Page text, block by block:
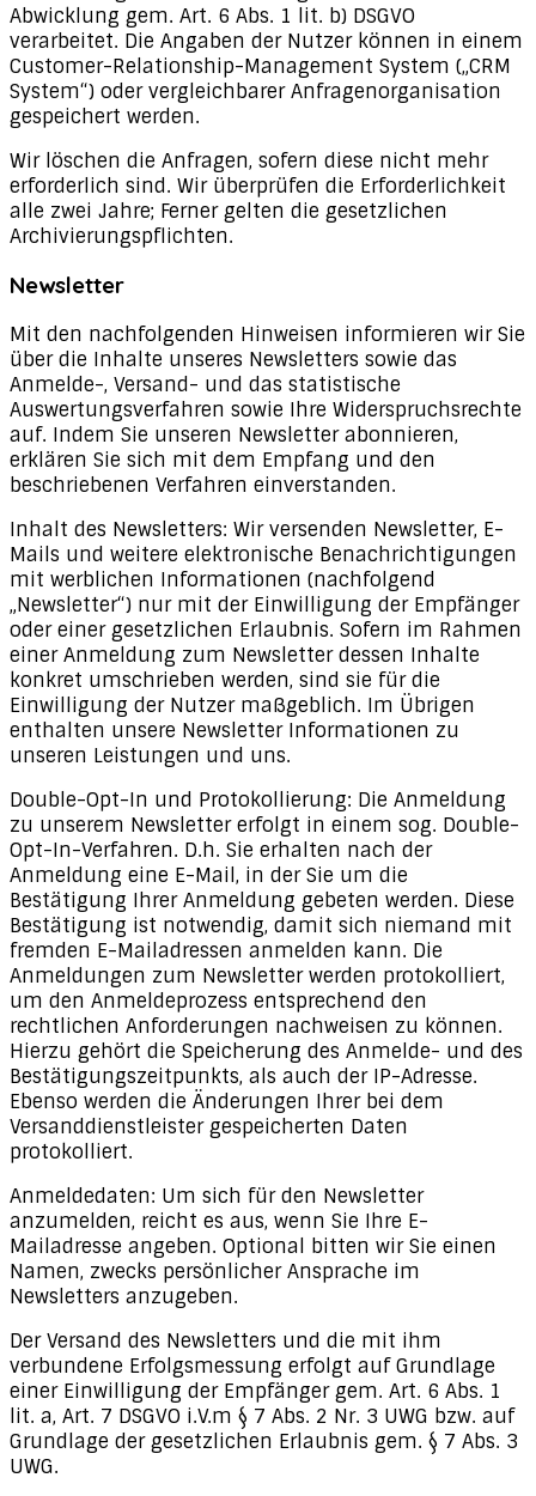
Abwicklung gem. Art. 6 Abs. 1 lit. b) DSGVO
verarbeitet. Die Angaben der Nutzer können in einem
Customer-Relationship-Management System („CRM
System“) oder vergleichbarer Anfragenorganisation
gespeichert werden.
Wir löschen die Anfragen, sofern diese nicht mehr
erforderlich sind. Wir überprüfen die Erforderlichkeit
alle zwei Jahre; Ferner gelten die gesetzlichen
Archivierungspflichten.
Newsletter
Mit den nachfolgenden Hinweisen informieren wir Sie
über die Inhalte unseres Newsletters sowie das
Anmelde-, Versand- und das statistische
Auswertungsverfahren sowie Ihre Widerspruchsrechte
auf. Indem Sie unseren Newsletter abonnieren,
erklären Sie sich mit dem Empfang und den
beschriebenen Verfahren einverstanden.
Inhalt des Newsletters: Wir versenden Newsletter, E-
Mails und weitere elektronische Benachrichtigungen
mit werblichen Informationen (nachfolgend
„Newsletter“) nur mit der Einwilligung der Empfänger
oder einer gesetzlichen Erlaubnis. Sofern im Rahmen
einer Anmeldung zum Newsletter dessen Inhalte
konkret umschrieben werden, sind sie für die
Einwilligung der Nutzer maßgeblich. Im Übrigen
enthalten unsere Newsletter Informationen zu
unseren Leistungen und uns.
Double-Opt-In und Protokollierung: Die Anmeldung
zu unserem Newsletter erfolgt in einem sog. Double-
Opt-In-Verfahren. D.h. Sie erhalten nach der
Anmeldung eine E-Mail, in der Sie um die
Bestätigung Ihrer Anmeldung gebeten werden. Diese
Bestätigung ist notwendig, damit sich niemand mit
fremden E-Mailadressen anmelden kann. Die
Anmeldungen zum Newsletter werden protokolliert,
um den Anmeldeprozess entsprechend den
rechtlichen Anforderungen nachweisen zu können.
Hierzu gehört die Speicherung des Anmelde- und des
Bestätigungszeitpunkts, als auch der IP-Adresse.
Ebenso werden die Änderungen Ihrer bei dem
Versanddienstleister gespeicherten Daten
protokolliert.
Anmeldedaten: Um sich für den Newsletter
anzumelden, reicht es aus, wenn Sie Ihre E-
Mailadresse angeben. Optional bitten wir Sie einen
Namen, zwecks persönlicher Ansprache im
Newsletters anzugeben.
Der Versand des Newsletters und die mit ihm
verbundene Erfolgsmessung erfolgt auf Grundlage
einer Einwilligung der Empfänger gem. Art. 6 Abs. 1
lit. a, Art. 7 DSGVO i.V.m § 7 Abs. 2 Nr. 3 UWG bzw. auf
Grundlage der gesetzlichen Erlaubnis gem. § 7 Abs. 3
UWG.